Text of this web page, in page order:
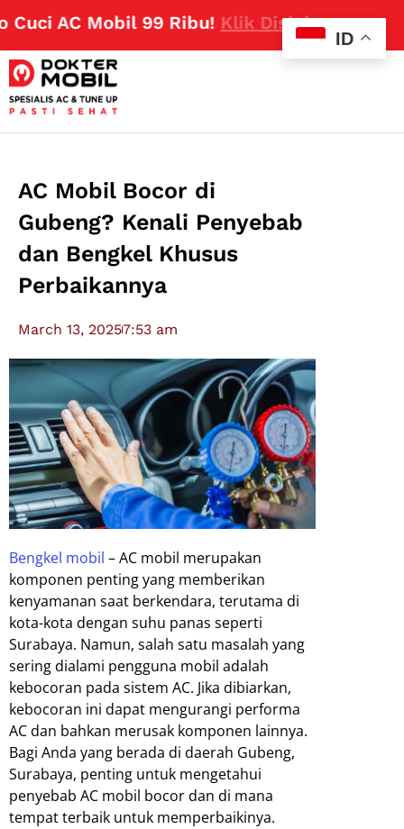
AC Mobil 99 Ribu!Klik Disini
AC Mobil Bocor di
Gubeng? Kenali Penyebab
dan Bengkel Khusus
Perbaikannya
March 13, 20257:53 am
Bengkel mobil – AC mobil merupakan
komponen penting yang memberikan
kenyamanan saat berkendara, terutama di
kota-kota dengan suhu panas seperti
Surabaya. Namun, salah satu masalah yang
sering dialami pengguna mobil adalah
kebocoran pada sistem AC. Jika dibiarkan,
kebocoran ini dapat mengurangi performa
AC dan bahkan merusak komponen lainnya.
Bagi Anda yang berada di daerah Gubeng,
Surabaya, penting untuk mengetahui
penyebab AC mobil bocor dan di mana
tempat terbaik untuk memperbaikinya.
ID